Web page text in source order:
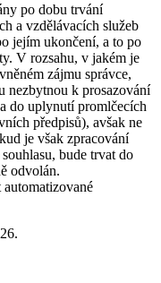
po dobu trvání
a vzdělávacích služeb
jejím ukončení, a to po
V rozsahu, v jakém je
zájmu správce,
nezbytnou k prosazování
do uplynutí promlčecích
předpisů), avšak ne
je však zpracování
bude trvat do
odvolán.